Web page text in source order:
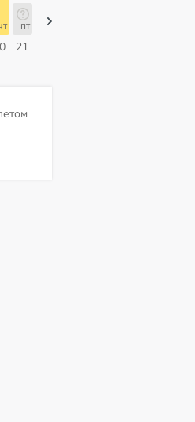
21
пт